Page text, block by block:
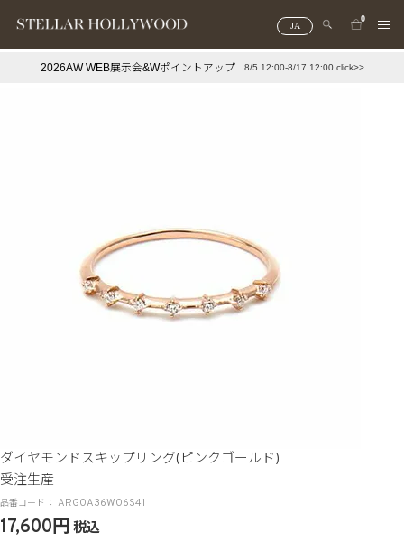
JA
0
2026AW WEB展示会&Wポイントアップ 8/5 12:00-8/17 12:00 click>>
ダイヤモンドスキップリング(ピンクゴールド)
受注生産
ARG0A36W06S41
17,600 税込